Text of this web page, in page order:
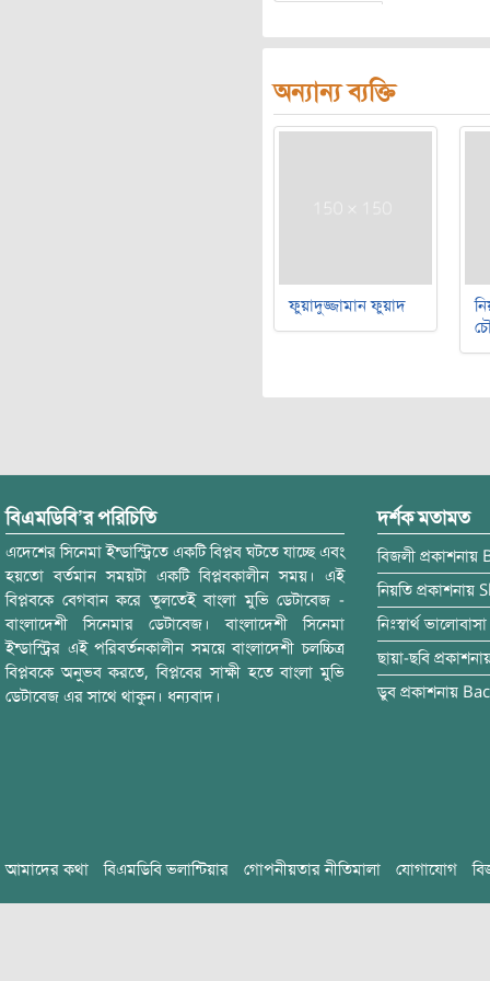
অন্যান্য ব্যক্তি
ফুয়াদুজ্জামান ফুয়াদ
বিএমডিবি’র পরিচিতি
এদেশের সিনেমা ইন্ডাস্ট্রিতে একটি বিপ্লব ঘটতে যাচ্ছে এবং
হয়তো বর্তমান সময়টা একটি বিপ্লবকালীন সময়। এই
বিপ্লবকে বেগবান করে তুলতেই বাংলা মুভি ডেটাবেজ -
বাংলাদেশী সিনেমার ডেটাবেজ। বাংলাদেশী সিনেমা
ইন্ডাস্ট্রির এই পরিবর্তনকালীন সময়ে বাংলাদেশী চলচ্চিত্র
বিপ্লবকে অনুভব করতে, বিপ্লবের সাক্ষী হতে বাংলা মুভি
ডেটাবেজ এর সাথে থাকুন। ধন্যবাদ।
দর্শক মতামত
বিজলী প্রকাশনায়
নিয়তি প্রকাশনায়
নিঃস্বার্থ ভালোবাসা
ছায়া-ছবি
ডুব প্রকাশনায়
আমাদের কথা বিএমডিবি ভলান্টিয়ার গোপনীয়তার নীতিমালা যোগাযোগ